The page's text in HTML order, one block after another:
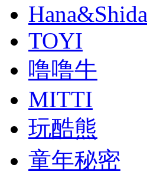
Hana&Shida
TOYI
噜噜牛
MITTI
玩酷熊
童年秘密